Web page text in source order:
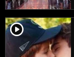
player2